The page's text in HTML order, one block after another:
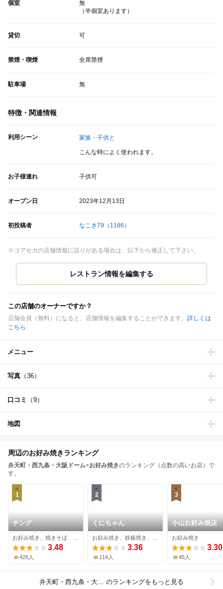
個室
無
（半個室あります）
貸切 可
禁煙・喫煙 全席禁煙
駐車場 無
特徴・関連情報
利用シーン 家族・子供と
こんな時によく使われます。
お子様連れ 子供可
オープン日 2023年12月13日
初投稿者 なこき79 （1186）
※コアセカの店舗情報に誤りがある場合は、以下から修正して下さい。
この店舗のオーナーですか？
店舗会員（無料）になると、店舗情報を編集することができます。 詳しくは
こちら
メニュー
写真 （36）
口コミ （9）
地図
周辺のお好み焼きランキング
弁天町・西九条・大阪ドーム×お好み焼きのランキング（点数の高いお店）で
す。
1
チング
3.48
426人
2
くにちゃん
3.36
114人
3
小山お好み焼店
お好み焼き
3.30
45人
弁天町・西九条・大阪ドーム×お好み焼き のランキングをもっと見る